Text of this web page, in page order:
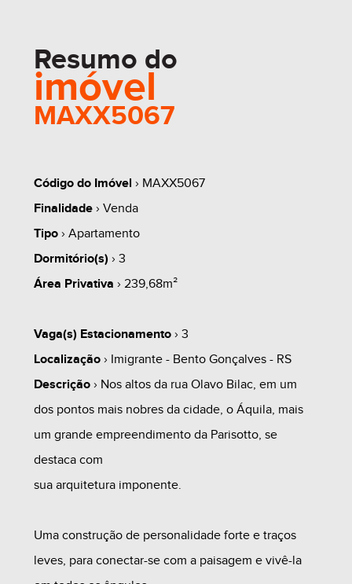
Resumo do
imóvel
MAXX5067
Código do Imóvel › MAXX5067
Finalidade› Venda
Tipo› Apartamento
Dormitório(s) › 3
Área Privativa › 239,68m²
Vaga(s) Estacionamento› 3
Localização› Imigrante - Bento Gonçalves - RS
Descrição› Nos altos da rua Olavo Bilac, em um
dos pontos mais nobres da cidade, o Áquila, mais
um grande empreendimento da Parisotto, se
destaca com
sua arquitetura imponente.
Uma construção de personalidade forte e traços
leves, para conectar-se com a paisagem e vivê-la